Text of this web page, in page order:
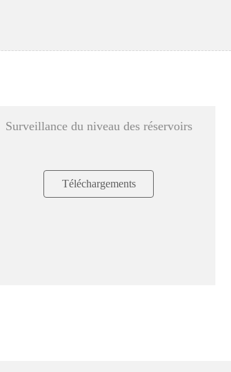
Surveillance du niveau des réservoirs
Téléchargements